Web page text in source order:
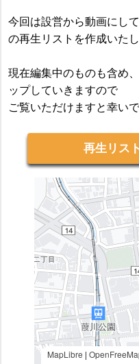
今回は設営から動画にし
の再生リストを作成いたし
現在編集中のものも含め
ップしていきますので
ご覧いただけますと幸いで
再生リス
MapLibre |